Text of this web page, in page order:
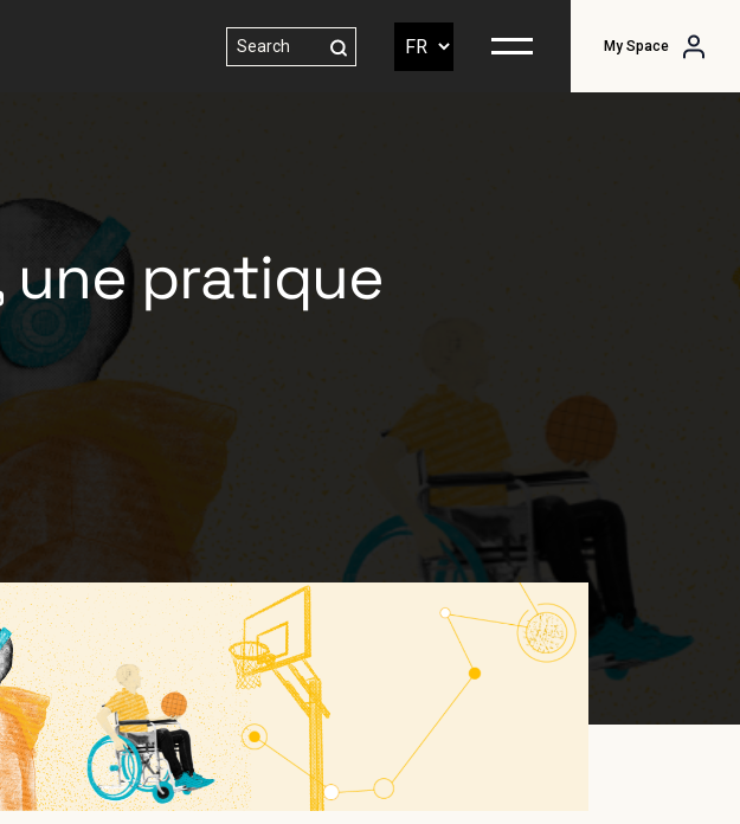
My Space
une pratique